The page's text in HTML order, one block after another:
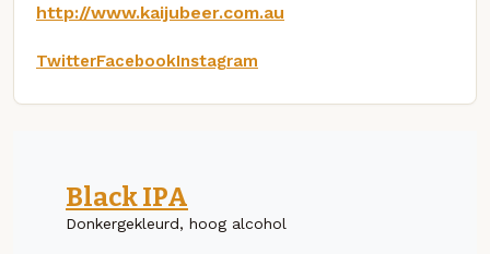
http://www.kaijubeer.com.au
TwitterFacebookInstagram
Black IPA
Donkergekleurd, hoog alcohol